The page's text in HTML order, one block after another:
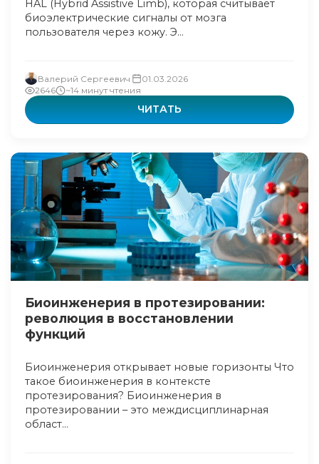
HAL (Hybrid Assistive Limb), которая считывает
биоэлектрические сигналы от мозга
пользователя через кожу. Э...
Валерий Сергеевич
01.03.2026
2646
~14 минут чтения
ЧИТАТЬ
Биоинженерия в протезировании:
революция в восстановлении
функций
Биоинженерия открывает новые горизонты Что
такое биоинженерия в контексте
протезирования? Биоинженерия в
протезировании – это междисциплинарная
област...